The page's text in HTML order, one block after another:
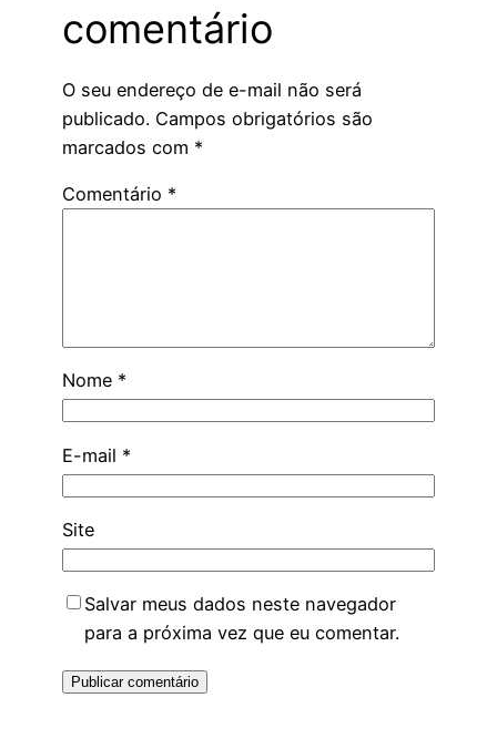
comentário
O seu endereço de e-mail não será
publicado. Campos obrigatórios são
marcados com *
Comentário *
Nome *
E-mail *
Site
Salvar meus dados neste navegador
para a próxima vez que eu comentar.